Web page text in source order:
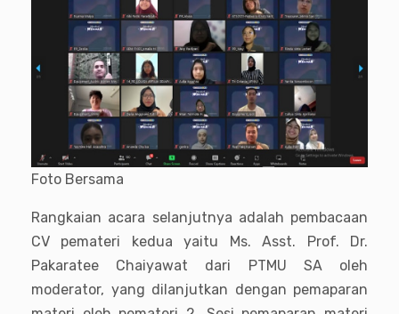
Foto Bersama
Rangkaian acara selanjutnya adalah pembacaan
CV pemateri kedua yaitu Ms. Asst. Prof. Dr.
Pakaratee Chaiyawat dari PTMU SA oleh
moderator, yang dilanjutkan dengan pemaparan